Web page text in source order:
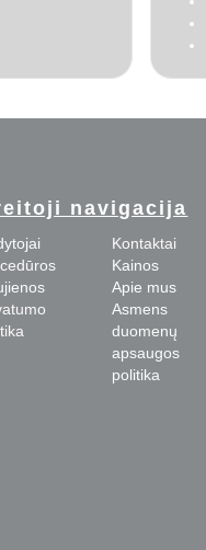
navigacija
Kontaktai
Kainos
Apie mus
Asmens
duomenų
apsaugos
politika